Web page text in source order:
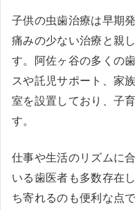
子供の虫歯治療は早期
痛みの少ない治療と親
す。阿佐ヶ谷の多くの
スや託児サポート、家
室を設置しており、子
す。
仕事や生活のリズムに
いる歯医者も多数存在
ち寄れるのも便利な点